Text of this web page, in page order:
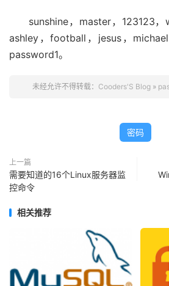
sunshine，master，123123，
ashley，football，jesus，michael
password1。
未经允许不得转载： Cooders'S Blog »
密码
上一篇
需要知道的16个Linux服务器监
控命令
相关推荐